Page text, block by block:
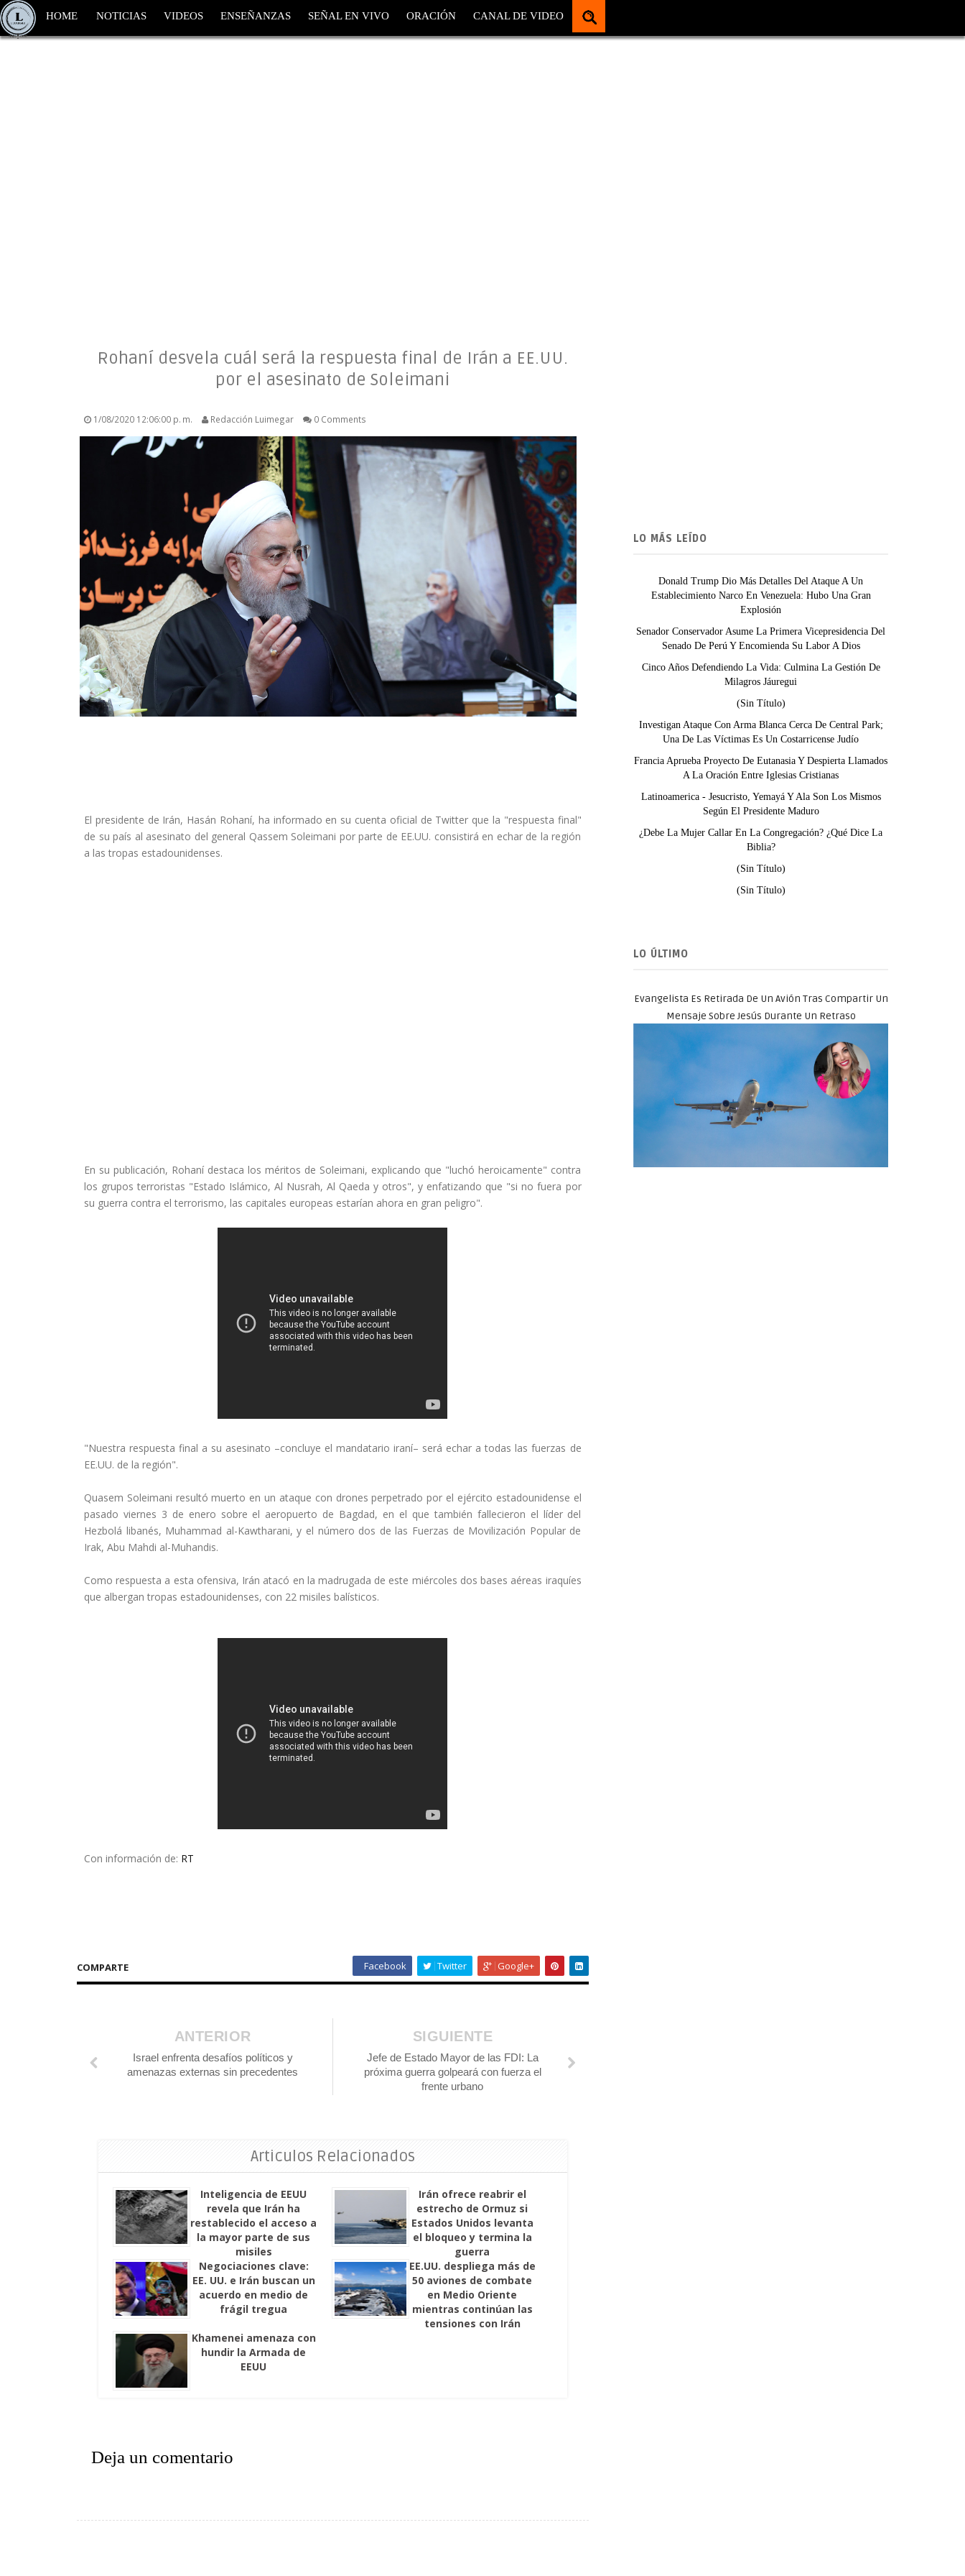
HOME NOTICIAS VIDEOS ENSEÑANZAS SEÑAL EN VIVO ORACIÓN CANAL DE VIDEO
Rohaní desvela cuál será la respuesta final de Irán a EE.UU.
por el asesinato de Soleimani
1/08/2020 12:06:00 p. m. Redacción Luimegar 0 Comments
El presidente de Irán, Hasán Rohaní, ha informado en su cuenta oficial de Twitter que la "respuesta final"
de su país al asesinato del general Qassem Soleimani por parte de EE.UU. consistirá en echar de la región
a las tropas estadounidenses.
En su publicación, Rohaní destaca los méritos de Soleimani, explicando que "luchó heroicamente" contra
los grupos terroristas "Estado Islámico, Al Nusrah, Al Qaeda y otros", y enfatizando que "si no fuera por
su guerra contra el terrorismo, las capitales europeas estarían ahora en gran peligro".
"Nuestra respuesta final a su asesinato –concluye el mandatario iraní– será echar a todas las fuerzas de
EE.UU. de la región".
Quasem Soleimani resultó muerto en un ataque con drones perpetrado por el ejército estadounidense el
pasado viernes 3 de enero sobre el aeropuerto de Bagdad, en el que también fallecieron el líder del
Hezbolá libanés, Muhammad al-Kawtharani, y el número dos de las Fuerzas de Movilización Popular de
Irak, Abu Mahdi al-Muhandis.
Como respuesta a esta ofensiva, Irán atacó en la madrugada de este miércoles dos bases aéreas iraquíes
que albergan tropas estadounidenses, con 22 misiles balísticos.
Con información de: RT
COMPARTE Facebook Twitter Google+
SIGUIENTE
Jefe de Estado Mayor de las FDI: La
próxima guerra golpeará con fuerza el
frente urbano
ANTERIOR
Israel enfrenta desafíos políticos y
amenazas externas sin precedentes
Articulos Relacionados
Inteligencia de EEUU
revela que Irán ha
restablecido el acceso a
la mayor parte de sus
misiles
Irán ofrece reabrir el
estrecho de Ormuz si
Estados Unidos levanta
el bloqueo y termina la
guerra
Negociaciones clave:
EE. UU. e Irán buscan un
acuerdo en medio de
frágil tregua
EE.UU. despliega más de
50 aviones de combate
en Medio Oriente
mientras continúan las
tensiones con Irán
Khamenei amenaza con
hundir la Armada de
EEUU
Deja un comentario
LO MÁS LEÍDO
Donald Trump Dio Más Detalles Del Ataque A Un
Establecimiento Narco En Venezuela: Hubo Una Gran
Explosión
Senador Conservador Asume La Primera Vicepresidencia Del
Senado De Perú Y Encomienda Su Labor A Dios
Cinco Años Defendiendo La Vida: Culmina La Gestión De
Milagros Jáuregui
(sin Título)
Investigan Ataque Con Arma Blanca Cerca De Central Park;
Una De Las Víctimas Es Un Costarricense Judío
Francia Aprueba Proyecto De Eutanasia Y Despierta Llamados
A La Oración Entre Iglesias Cristianas
Latinoamerica - Jesucristo, Yemayá Y Ala Son Los Mismos
Según El Presidente Maduro
¿Debe La Mujer Callar En La Congregación? ¿Qué Dice La
Biblia?
(sin Título)
(sin Título)
LO ÚLTIMO
Evangelista Es Retirada De Un Avión Tras Compartir Un
Mensaje Sobre Jesús Durante Un Retraso